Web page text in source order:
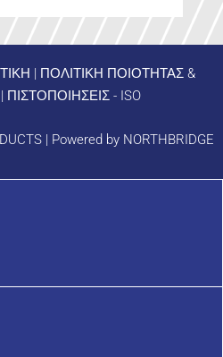
| ΠΟΛΙΤΙΚΗ ΠΟΙΟΤΗΤΑΣ &
| ΠΙΣΤΟΠΟΙΗΣΕΙΣ - ISO
| Powered by NORTHBRIDGE